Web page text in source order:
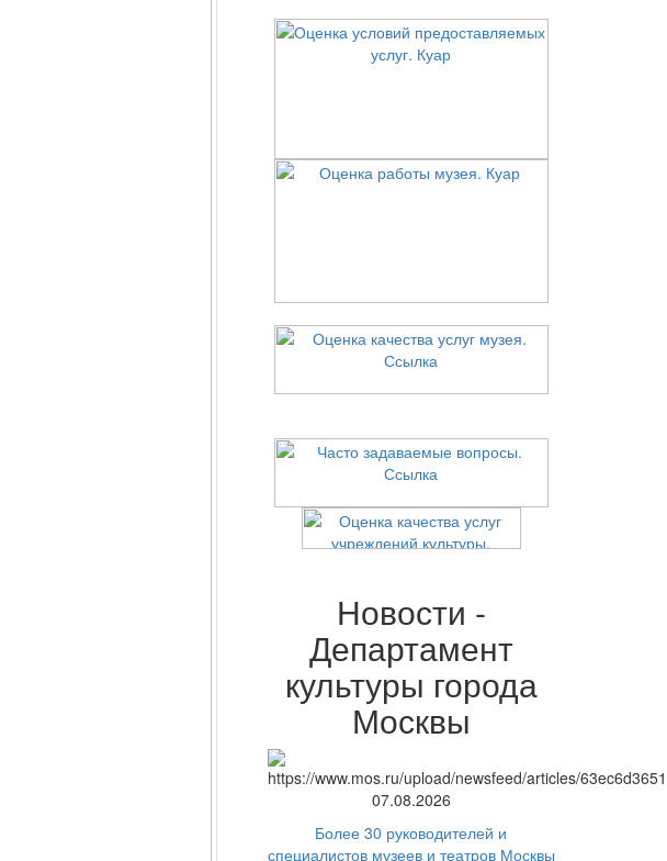
Новости -
Департамент
культуры города
Москвы
07.08.2026
Более 30 руководителей и
специалистов музеев и театров Москвы